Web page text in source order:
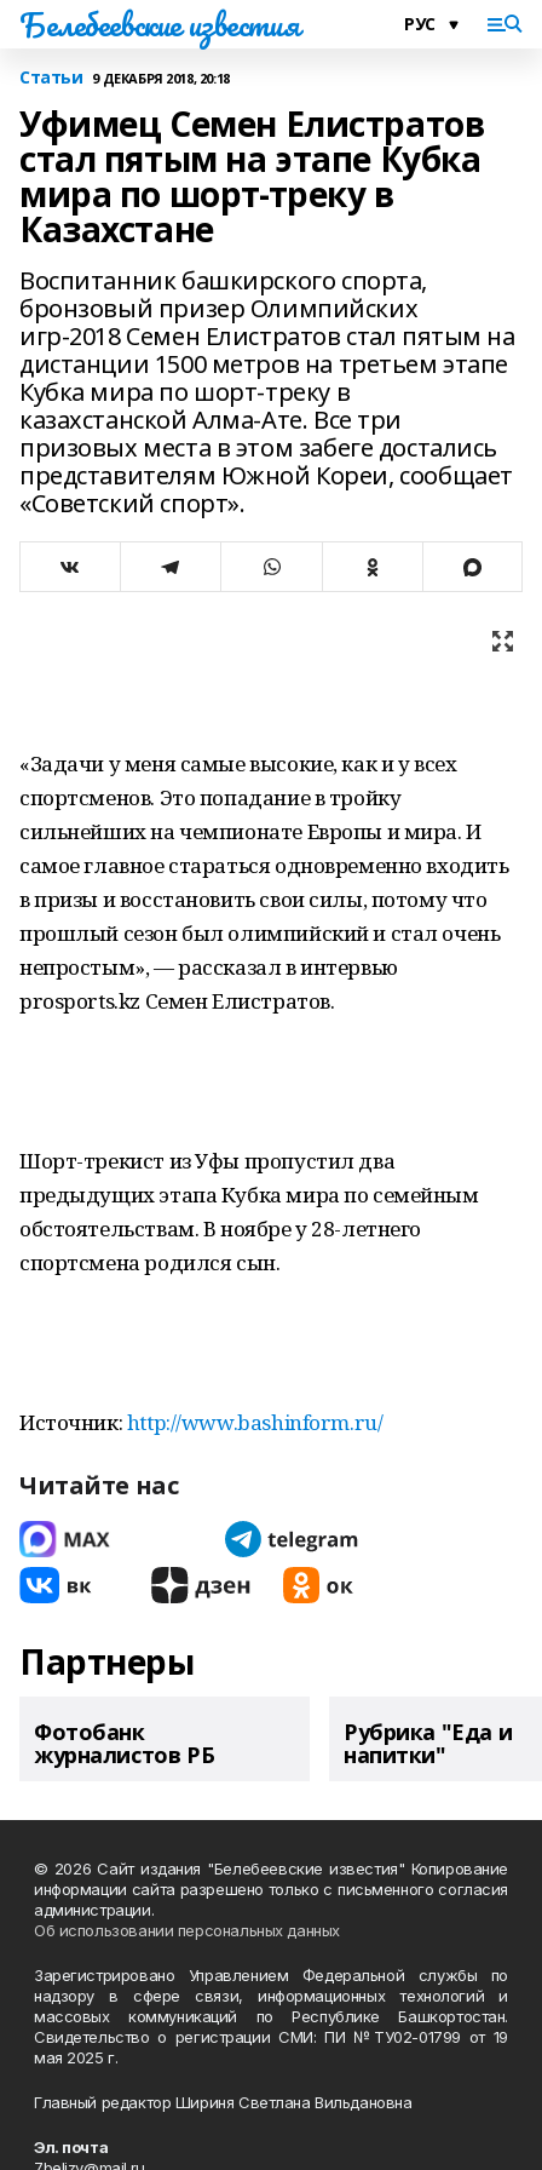
Белебеевские известия
Статьи 9 ДЕКАБРЯ 2018, 20:18
Уфимец Семен Елистратов
стал пятым на этапе Кубка
мира по шорт-треку в
Казахстане
Воспитанник башкирского спорта,
бронзовый призер Олимпийских
игр-2018 Семен Елистратов стал пятым на
дистанции 1500 метров на третьем этапе
Кубка мира по шорт-треку в
казахстанской Алма-Ате. Все три
призовых места в этом забеге достались
представителям Южной Кореи, сообщает
«Советский спорт».
«Задачи у меня самые высокие, как и у всех
спортсменов. Это попадание в тройку
сильнейших на чемпионате Европы и мира. И
самое главное стараться одновременно входить
в призы и восстановить свои силы, потому что
прошлый сезон был олимпийский и стал очень
непростым», — рассказал в интервью
prosports.kz Семен Елистратов.
Шорт-трекист из Уфы пропустил два
предыдущих этапа Кубка мира по семейным
обстоятельствам. В ноябре у 28-летнего
спортсмена родился сын.
Источник:http://www.bashinform.ru/
Читайте нас
Партнеры
Фотобанк
журналистов РБ
Рубрика "Еда и
напитки"
© 2026 Сайт издания "Белебеевские известия" Копирование
информации сайта разрешено только с письменного согласия
администрации.
Об использовании персональных данных
Зарегистрировано Управлением Федеральной службы по
надзору в сфере связи, информационных технологий и
массовых коммуникаций по Республике Башкортостан.
Свидетельство о регистрации СМИ: ПИ №ТУ02-01799 от 19
мая 2025 г.
Главный редактор Шириня Светлана Вильдановна
Эл. почта